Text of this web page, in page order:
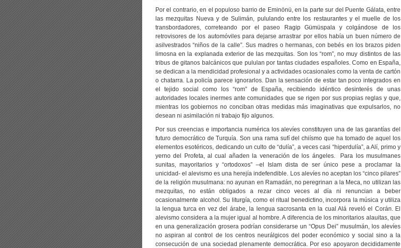
Por el contrario, en el populoso barrio de Eminönü, en la parte sur del Puente Gálata, entre
las mezquitas Nueva y de Sulimán, pululando entre los restaurantes y el muelle de los
transbordadores, correteando por el paseo Ragip Gümüspala y colgándose de los
retrovisores de los automóviles para dejarse arrastrar por ellos había un buen número de
asilvestrados “niños de la calle”. Sus madres o hermanas, con bebés en los brazos piden
limosna en la explanada exterior de las mezquitas. Son los “rom”, no muy distintos de las
tribus de gitanos balcánicos que pululan por tantas ciudades españoles. Como en España,
se dedican a la mendicidad profesional y a actividades ocasionales como la venta de cartón
o chatarra. La policía parece ignorarlos. Dan la sensación de estar tan poco integrados en
el tejido social como los “rom” de España, recibiendo idéntico desinterés de unas
autoridades locales inermes ante comunidades que se rigen por sus propias reglas y que,
mientras los gobiernos no conciban otras medidas más imaginativas que expulsarlos, no
desean ni asimilación ni trabajo fijo algunos.
Por sus creencias e importancia numérica los alevíes constituyen una de las garantías del
futuro democrático de Turquía. Son una rama sufí del chiísmo que ha tomado de aquel los
elementos esotéricos, dedicando un culto de “dulía”, a veces casi “hiperdulía”, a Alí, primo y
yerno del Profeta, al cual añaden la veneración de los ángeles. Para los musulmanes
sunitas, mayoritarios y “ortodoxos” –el Islam dista de ser único pese a proclamar la
unicidad- el alevismo es una herejía indefendible. Los alevíes no aceptan los “cinco pilares”
de la religión musulmana: no ayunan en Ramadán, no peregrinan a la Meca, no utilizan las
mezquitas, no están obligados a rezar cinco veces al día ni renuncian a beber
ocasionalmente alcohol. Su liturgía, como el ritual benedictino, incorpora la música y utiliza
la lengua turca en vez del árabe, la lengua sacrosanta en la cual Alá reveló el Corán. El
alevismo considera a la mujer igual al hombre. A diferencia de los minoritarios alauitas, que
en una generalización grosera podrían considerarse un “Opus Dei” musulmán, los alevíes
no aspiran al control de los centros neurálgicos del poder económico y social sino a la
consecución de una sociedad plenamente democrática. Por eso apoyaron decididamente